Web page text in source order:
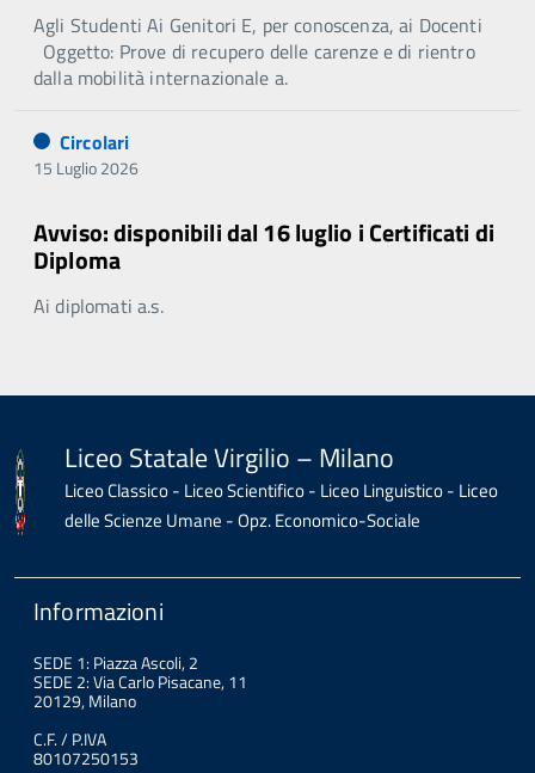
Agli Studenti Ai Genitori E, per conoscenza, ai Docenti
Oggetto: Prove di recupero delle carenze e di rientro
dalla mobilità internazionale a.
Circolari
15 Luglio 2026
Avviso: disponibili dal 16 luglio i Certificati di
Diploma
Ai diplomati a.s.
Liceo Statale Virgilio – Milano
Liceo Classico - Liceo Scientifico - Liceo Linguistico - Liceo
delle Scienze Umane - Opz. Economico-Sociale
Informazioni
SEDE 1: Piazza Ascoli, 2
SEDE 2: Via Carlo Pisacane, 11
20129, Milano
C.F. / P.IVA
80107250153